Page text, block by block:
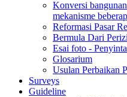
Konversi
mekanisme
Reformasi Pasar
Bermula Dari
Esai foto -
Glosarium
Usulan Perbaikan
Surveys
Guideline